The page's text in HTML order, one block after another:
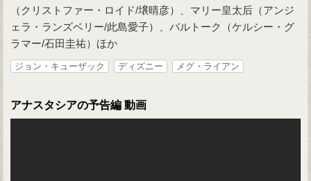
（クリストファー・ロイド/壌晴彦）、マリー皇太后（アンジ
ェラ・ランズベリー/此島愛子）、バルトーク（ケルシー・グ
ラマー/石田圭祐）ほか
ジョン・キューザック ディズニー メグ・ライアン
アナスタシアの予告編 動画